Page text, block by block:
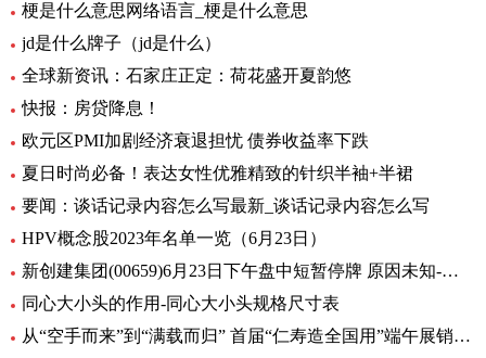
梗是什么意思网络语言_梗是什么意思
jd是什么牌子（jd是什么）
全球新资讯：石家庄正定：荷花盛开夏韵悠
快报：房贷降息！
欧元区PMI加剧经济衰退担忧 债券收益率下跌
夏日时尚必备！表达女性优雅精致的针织半袖+半裙
要闻：谈话记录内容怎么写最新_谈话记录内容怎么写
HPV概念股2023年名单一览（6月23日）
新创建集团(00659)6月23日下午盘中短暂停牌 原因未知-环球热闻
同心大小头的作用-同心大小头规格尺寸表
从“空手而来”到“满载而归” 首届“仁寿造全国用”端午展销会开幕_全球观天下